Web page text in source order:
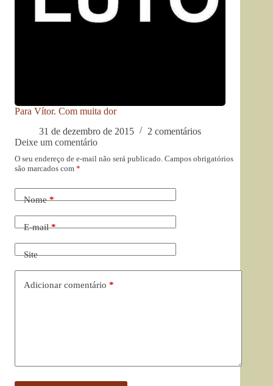
Para Vítor. Com muita dor
31 de dezembro de 2015
2 comentários
Deixe um comentário
O seu endereço de e-mail não será publicado. Campos obrigatórios
são marcados com *
Nome*
E-mail*
Site
Adicionar comentário *